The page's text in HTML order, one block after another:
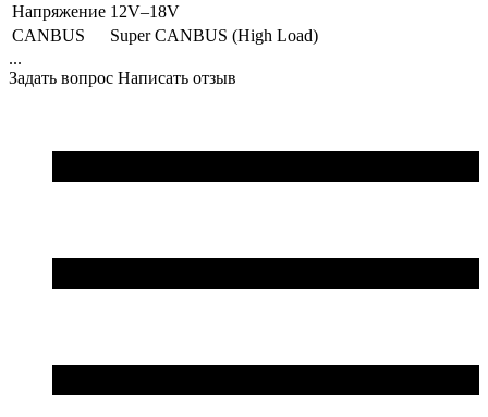
Напряжение 12V–18V
CANBUS
Super CANBUS (High Load)
...
Задать вопрос Написать отзыв